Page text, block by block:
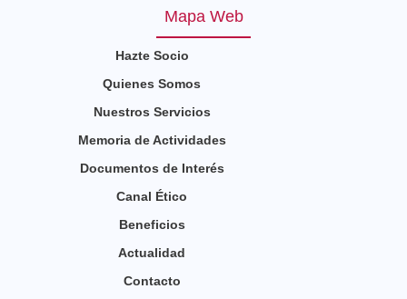
Mapa Web
Hazte Socio
Quienes Somos
Nuestros Servicios
Memoria de Actividades
Documentos de Interés
Canal Ético
Beneficios
Actualidad
Contacto